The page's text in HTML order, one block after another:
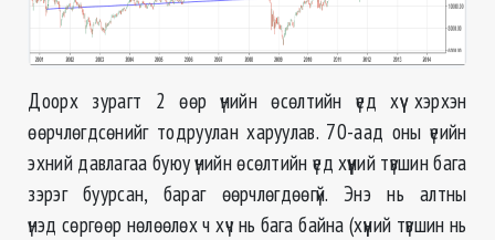
Доорх зурагт 2 өөр үнийн өсөлтийн үед хүү хэрхэн
өөрчлөгдсөнийг тодруулан харуулав. 70-аад оны үеийн
эхний давлагаа буюу үнийн өсөлтийн үед хүүний түвшин бага
зэрэг буурсан, бараг өөрчлөгдөөгүй. Энэ нь алтны
үнэд сөргөөр нөлөөлөх ч хүч нь бага байна (хүүний түвшин нь